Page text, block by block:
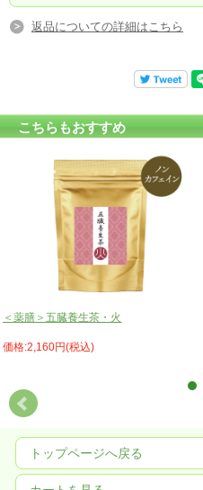
返品についての詳細はこちら
こちらもおすすめ
＜薬膳＞五臓養生茶・火
価格:2,160円(税込)
トップページへ戻る